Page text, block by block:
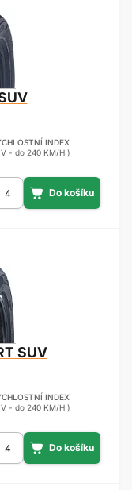
INDEX
- do 240 KM/H )
SUV
INDEX
- do 240 KM/H )